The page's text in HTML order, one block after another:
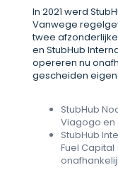
In 2021 werd
Vanwege
twee
en StubHub
opereren nu
gescheiden
StubHub
Viagogo
StubHub
Fuel